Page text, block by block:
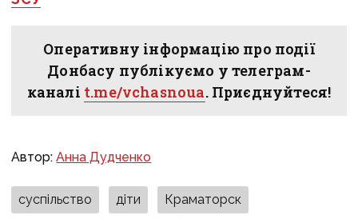
Оперативну інформацію про події
Донбасу публікуємо у телеграм-
каналі t.me/vchasnoua. Приєднуйтеся!
Автор:Анна Дудченко
суспільство діти Краматорск